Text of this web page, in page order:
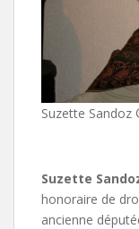
Suzette Sandoz
Suzette
honoraire de
ancienne